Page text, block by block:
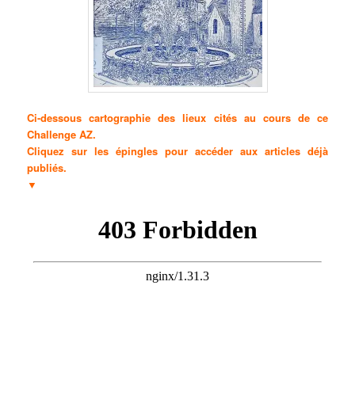
Ci-dessous cartographie des lieux cités au cours de ce
Challenge AZ.
Cliquez sur les épingles pour accéder aux articles déjà
publiés.
▼